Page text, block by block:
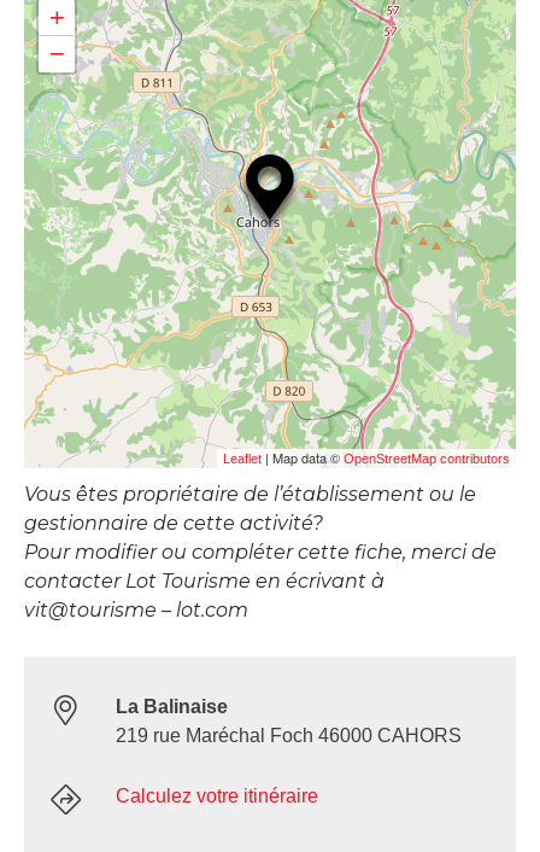
+
−
Leaflet | Map data © OpenStreetMap contributors
Vous êtes propriétaire de l’établissement ou le
gestionnaire de cette activité?
Pour modifier ou compléter cette fiche, merci de
contacter Lot Tourisme en écrivant à
vit@tourisme – lot.com
La Balinaise
219 rue Maréchal Foch 46000 CAHORS
Calculez votre itinéraire